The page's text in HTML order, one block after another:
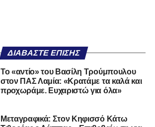
ΔΙΑΒΆΣΤΕ ΕΠΊΣΗΣ
Το «αντίο» του Βασίλη Τρούμπουλου
στον ΠΑΣ Λαμία: «Κρατάμε τα καλά και
προχωράμε. Ευχαριστώ για όλα»
Μεταγραφικά: Στον Κηφισσό Κάτω